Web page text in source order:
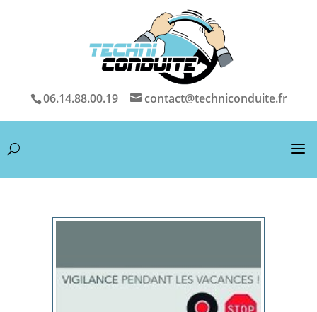
06.14.88.00.19 contact@techniconduite.fr